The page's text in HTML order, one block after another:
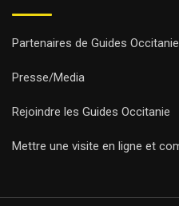
Partenaires de Guides Occitanie
Presse/Media
Rejoindre les Guides Occitanie
Mettre une visite en ligne et